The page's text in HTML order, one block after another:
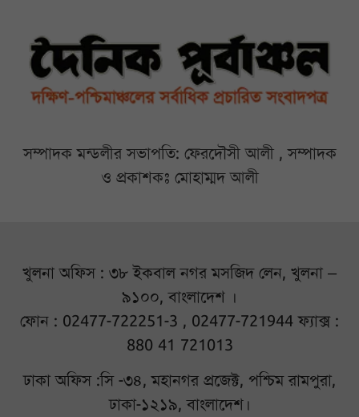
সম্পাদক মন্ডলীর সভাপতি: ফেরদৌসী আলী , সম্পাদক
ও প্রকাশকঃ মোহাম্মদ আলী
খুলনা অফিস : ৩৮ ইকবাল নগর মসজিদ লেন, খুলনা –
৯১০০, বাংলাদেশ ।
ফোন : 02477-722251-3 , 02477-721944 ফ্যাক্স :
880 41 721013
ঢাকা অফিস :সি -৩৪, মহানগর প্রজেক্ট, পশ্চিম রামপুরা,
ঢাকা-১২১৯, বাংলাদেশ।